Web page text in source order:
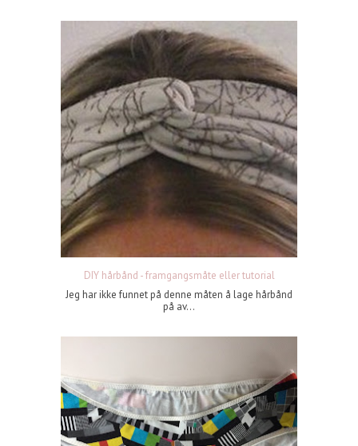
DIY hårbånd - framgangsmåte eller tutorial
Jeg har ikke funnet på denne måten å lage hårbånd
på av...